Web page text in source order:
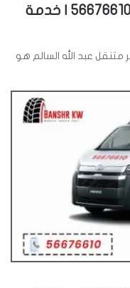
بنشر متنقل عبد الله السالم | 56676610 | خدمة
متنقل عبد الله السالم هو